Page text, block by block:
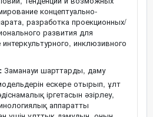
концептуально-
разработка проекционных/
развития для
инклюзивного
Заманауи шарттарды, даму
ескере отырып, ұлт
іргетасын әзірлеу,
аппаратты